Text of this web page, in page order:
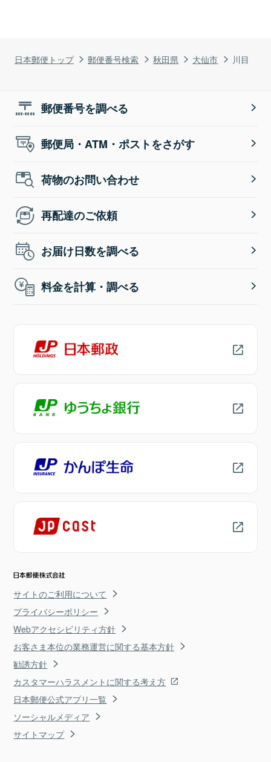
日本郵便トップ 郵便番号検索 秋田県 大仙市 川目
郵便番号を調べる
郵便局・ATM・ポストをさがす
荷物のお問い合わせ
再配達のご依頼
お届け日数を調べる
料金を計算・調べる
サイトのご利用について
プライバシーポリシー
Webアクセシビリティ方針
お客さま本位の業務運営に関する基本方針
勧誘方針
カスタマーハラスメントに関する考え方
日本郵便公式アプリ一覧
ソーシャルメディア
サイトマップ